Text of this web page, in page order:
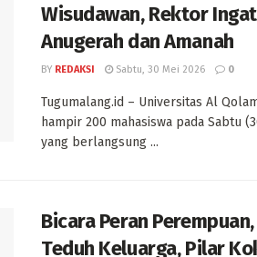
Wisudawan, Rektor
Anugerah dan Amanah
BY REDAKSI Sabtu, 30 Mei 2026 0
Tugumalang.id – Universitas Al
hampir 200 mahasiswa pada Sabtu
yang berlangsung ...
Bicara Peran
Teduh Keluarga, Pilar